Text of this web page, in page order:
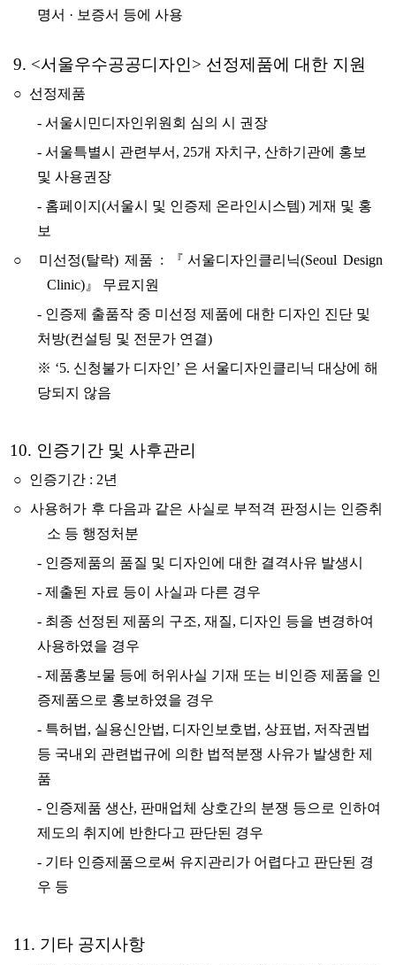
명서 · 보증서 등에 사용
9. <서울우수공공디자인> 선정제품에 대한 지원
○ 선정제품
- 서울시민디자인위원회 심의 시 권장
- 서울특별시 관련부서, 25개 자치구, 산하기관에 홍보
및 사용권장
- 홈페이지(서울시 및 인증제 온라인시스템) 게재 및 홍
보
○ 미선정(탈락) 제품 : 『서울디자인클리닉(Seoul Design
Clinic)』 무료지원
- 인증제 출품작 중 미선정 제품에 대한 디자인 진단 및
처방(컨설팅 및 전문가 연결)
※ ‘5. 신청불가 디자인’ 은 서울디자인클리닉 대상에 해
당되지 않음
10. 인증기간 및 사후관리
○ 인증기간 : 2년
○ 사용허가 후 다음과 같은 사실로 부적격 판정시는 인증취
소 등 행정처분
- 인증제품의 품질 및 디자인에 대한 결격사유 발생시
- 제출된 자료 등이 사실과 다른 경우
- 최종 선정된 제품의 구조, 재질, 디자인 등을 변경하여
사용하였을 경우
- 제품홍보물 등에 허위사실 기재 또는 비인증 제품을 인
증제품으로 홍보하였을 경우
- 특허법, 실용신안법, 디자인보호법, 상표법, 저작권법
등 국내외 관련법규에 의한 법적분쟁 사유가 발생한 제
품
- 인증제품 생산, 판매업체 상호간의 분쟁 등으로 인하여
제도의 취지에 반한다고 판단된 경우
- 기타 인증제품으로써 유지관리가 어렵다고 판단된 경
우 등
11. 기타 공지사항